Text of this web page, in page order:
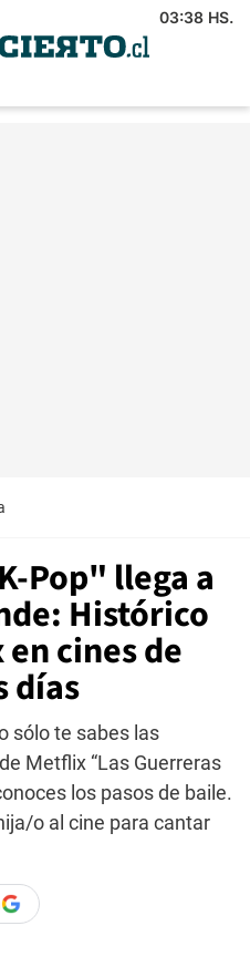
03:38 HS.
Pop" llega a
Histórico
cines de
días
sólo te sabes las
Metflix “Las Guerreras
los pasos de baile.
o al cine para cantar